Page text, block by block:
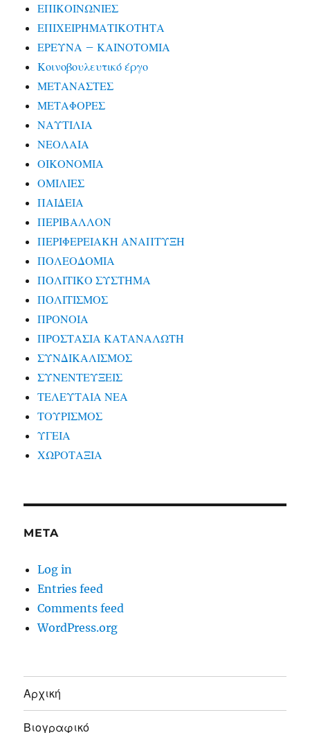
ΕΠΙΚΟΙΝΩΝΙΕΣ
ΕΠΙΧΕΙΡΗΜΑΤΙΚΟΤΗΤΑ
ΕΡΕΥΝΑ – ΚΑΙΝΟΤΟΜΙΑ
Κοινοβουλευτικό έργο
ΜΕΤΑΝΑΣΤΕΣ
ΜΕΤΑΦΟΡΕΣ
ΝΑΥΤΙΛΙΑ
ΝΕΟΛΑΙΑ
ΟΙΚΟΝΟΜΙΑ
ΟΜΙΛΙΕΣ
ΠΑΙΔΕΙΑ
ΠΕΡΙΒΑΛΛΟΝ
ΠΕΡΙΦΕΡΕΙΑΚΗ ΑΝΑΠΤΥΞΗ
ΠΟΛΕΟΔΟΜΙΑ
ΠΟΛΙΤΙΚΟ ΣΥΣΤΗΜΑ
ΠΟΛΙΤΙΣΜΟΣ
ΠΡΟΝΟΙΑ
ΠΡΟΣΤΑΣΙΑ ΚΑΤΑΝΑΛΩΤΗ
ΣΥΝΔΙΚΑΛΙΣΜΟΣ
ΣΥΝΕΝΤΕΥΞΕΙΣ
ΤΕΛΕΥΤΑΙΑ ΝΕΑ
ΤΟΥΡΙΣΜΟΣ
ΥΓΕΙΑ
ΧΩΡΟΤΑΞΙΑ
META
Log in
Entries feed
Comments feed
WordPress.org
Αρχική
Βιογραφικό